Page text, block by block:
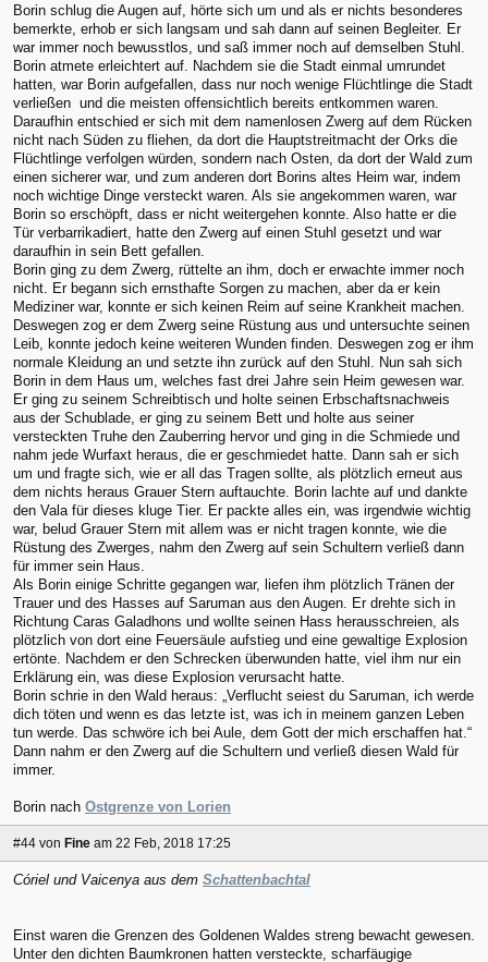
Borin schlug die Augen auf, hörte sich um und als er nichts besonderes
bemerkte, erhob er sich langsam und sah dann auf seinen Begleiter. Er
war immer noch bewusstlos, und saß immer noch auf demselben Stuhl.
Borin atmete erleichtert auf. Nachdem sie die Stadt einmal umrundet
hatten, war Borin aufgefallen, dass nur noch wenige Flüchtlinge die Stadt
verließen und die meisten offensichtlich bereits entkommen waren.
Daraufhin entschied er sich mit dem namenlosen Zwerg auf dem Rücken
nicht nach Süden zu fliehen, da dort die Hauptstreitmacht der Orks die
Flüchtlinge verfolgen würden, sondern nach Osten, da dort der Wald zum
einen sicherer war, und zum anderen dort Borins altes Heim war, indem
noch wichtige Dinge versteckt waren. Als sie angekommen waren, war
Borin so erschöpft, dass er nicht weitergehen konnte. Also hatte er die
Tür verbarrikadiert, hatte den Zwerg auf einen Stuhl gesetzt und war
daraufhin in sein Bett gefallen.
Borin ging zu dem Zwerg, rüttelte an ihm, doch er erwachte immer noch
nicht. Er begann sich ernsthafte Sorgen zu machen, aber da er kein
Mediziner war, konnte er sich keinen Reim auf seine Krankheit machen.
Deswegen zog er dem Zwerg seine Rüstung aus und untersuchte seinen
Leib, konnte jedoch keine weiteren Wunden finden. Deswegen zog er ihm
normale Kleidung an und setzte ihn zurück auf den Stuhl. Nun sah sich
Borin in dem Haus um, welches fast drei Jahre sein Heim gewesen war.
Er ging zu seinem Schreibtisch und holte seinen Erbschaftsnachweis
aus der Schublade, er ging zu seinem Bett und holte aus seiner
versteckten Truhe den Zauberring hervor und ging in die Schmiede und
nahm jede Wurfaxt heraus, die er geschmiedet hatte. Dann sah er sich
um und fragte sich, wie er all das Tragen sollte, als plötzlich erneut aus
dem nichts heraus Grauer Stern auftauchte. Borin lachte auf und dankte
den Vala für dieses kluge Tier. Er packte alles ein, was irgendwie wichtig
war, belud Grauer Stern mit allem was er nicht tragen konnte, wie die
Rüstung des Zwerges, nahm den Zwerg auf sein Schultern verließ dann
für immer sein Haus.
Als Borin einige Schritte gegangen war, liefen ihm plötzlich Tränen der
Trauer und des Hasses auf Saruman aus den Augen. Er drehte sich in
Richtung Caras Galadhons und wollte seinen Hass herausschreien, als
plötzlich von dort eine Feuersäule aufstieg und eine gewaltige Explosion
ertönte. Nachdem er den Schrecken überwunden hatte, viel ihm nur ein
Erklärung ein, was diese Explosion verursacht hatte.
Borin schrie in den Wald heraus: „Verflucht seiest du Saruman, ich werde
dich töten und wenn es das letzte ist, was ich in meinem ganzen Leben
tun werde. Das schwöre ich bei Aule, dem Gott der mich erschaffen hat.“
Dann nahm er den Zwerg auf die Schultern und verließ diesen Wald für
immer.
Borin nach Ostgrenze von Lorien
#44 von Fine am 22 Feb, 2018 17:25
Córiel und Vaicenya aus dem Schattenbachtal
Einst waren die Grenzen des Goldenen Waldes streng bewacht gewesen.
Unter den dichten Baumkronen hatten versteckte, scharfäugige